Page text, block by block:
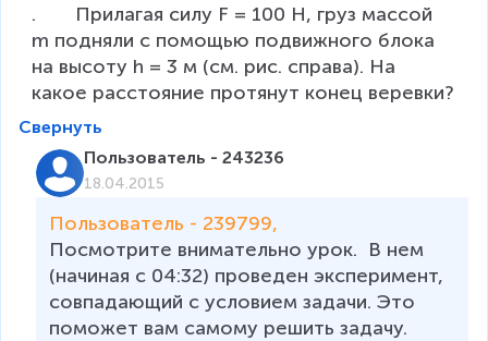
.	Прилагая силу F = 100 Н, груз массой
m подняли с помощью подвижного блока
на высоту h = 3 м (см. рис. справа). На
какое расстояние протянут конец веревки?
Свернуть
Пользователь - 243236
18.04.2015
Пользователь - 239799,
Посмотрите внимательно урок.  В нем
(начиная с 04:32) проведен эксперимент,
совпадающий с условием задачи. Это
поможет вам самому решить задачу.